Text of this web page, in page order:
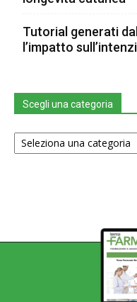
Tutorial generati
l’impatto
Scegli una categoria
Scegli
una